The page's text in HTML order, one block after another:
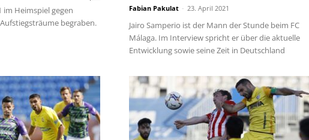
im Heimspiel gegen
begraben.
Fabian Pakulat - 23. April 2021
Jairo Samperio ist der Mann der Stunde beim FC
Málaga. Im Interview spricht er über die aktuelle
Entwicklung sowie seine Zeit in Deutschland